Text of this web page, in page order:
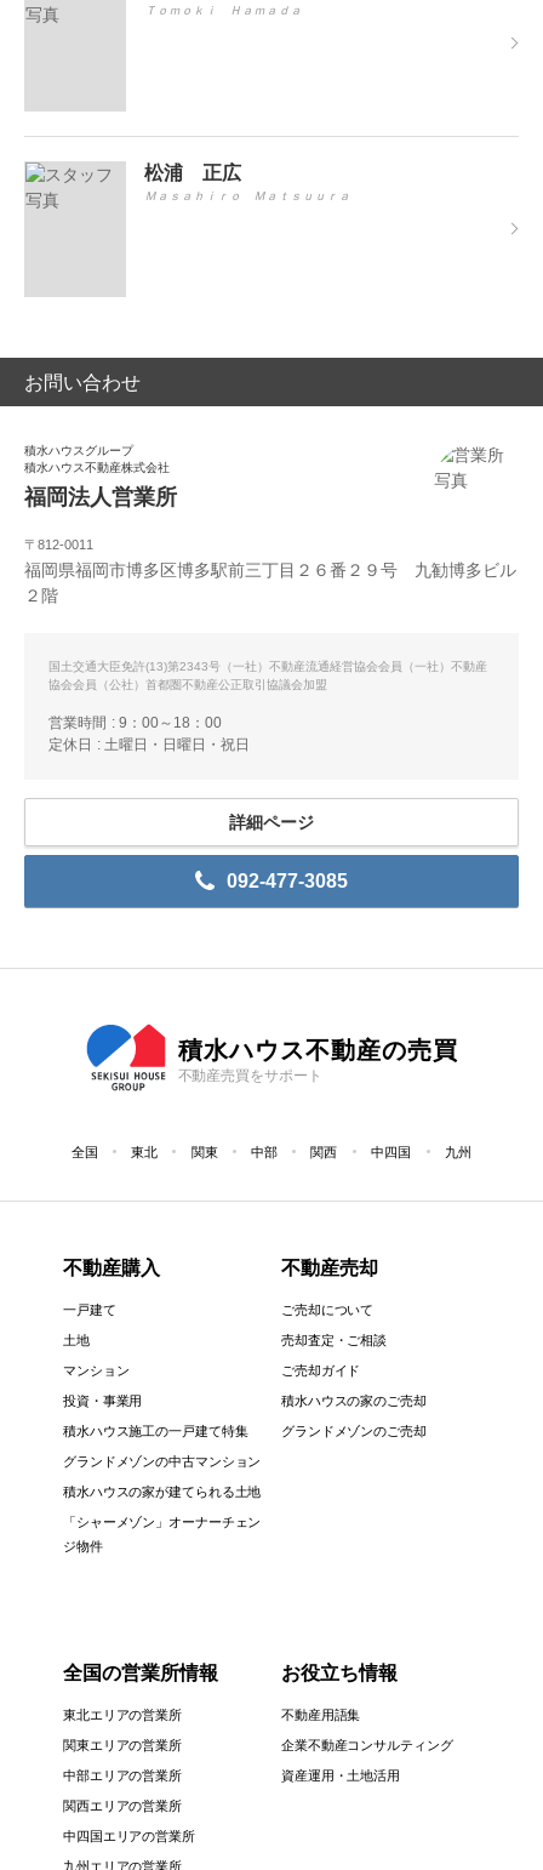
Ｔｏｍｏｋｉ Ｈａｍａｄａ
松浦 正広
Ｍａｓａｈｉｒｏ Ｍａｔｓｕｕｒａ
お問い合わせ
積水ハウスグループ
積水ハウス不動産株式会社
福岡法人営業所
〒812-0011
福岡県福岡市博多区博多駅前三丁目２６番２９号 九勧博多ビル
２階
国土交通大臣免許(13)第2343号（一社）不動産流通経営協会会員（一社）不動産
協会会員（公社）首都圏不動産公正取引協議会加盟
092-477-3085
営業時間
9：00～18：00
定休日
土曜日・日曜日・祝日
詳細ページ
積水ハウス不動産の売買
不動産売買をサポート
全国 東北 関東 中部 関西 中四国 九州
不動産購入
一戸建て
土地
マンション
投資・事業用
積水ハウス施工の一戸建て特集
グランドメゾンの中古マンション
積水ハウスの家が建てられる土地
「シャーメゾン」オーナーチェン
ジ物件
不動産売却
ご売却について
売却査定・ご相談
ご売却ガイド
積水ハウスの家のご売却
グランドメゾンのご売却
全国の営業所情報
東北エリアの営業所
関東エリアの営業所
中部エリアの営業所
関西エリアの営業所
中四国エリアの営業所
九州エリアの営業所
お役立ち情報
不動産用語集
企業不動産コンサルティング
資産運用・土地活用